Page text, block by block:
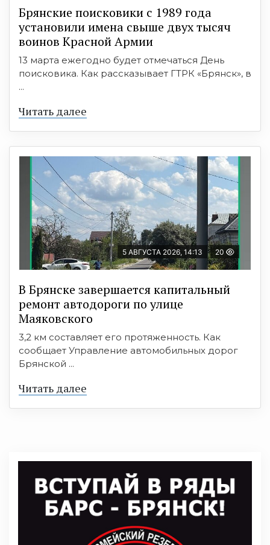
Брянские поисковики с 1989 года
установили имена свыше двух тысяч
воинов Красной Армии
13 марта ежегодно будет отмечаться День
поисковика. Как рассказывает ГТРК «Брянск», в
...
Читать далее
5 АВГУСТА 2026, 14:13 20
В Брянске завершается капитальный
ремонт автодороги по улице
Маяковского
3,2 км составляет его протяженность. Как
сообщает Управление автомобильных дорог
Брянской ...
Читать далее